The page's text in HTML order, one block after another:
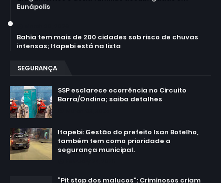
Eunápolis
Bahia tem mais de 200 cidades sob risco de chuvas
intensas; Itapebi está na lista
SEGURANÇA
SSP esclarece ocorrência no Circuito
Barra/Ondina; saiba detalhes
Itapebi: Gestão do prefeito Isan Botelho,
também tem como prioridade a
segurança municipal.
“Pit stop dos malucos”: Criminosos criam